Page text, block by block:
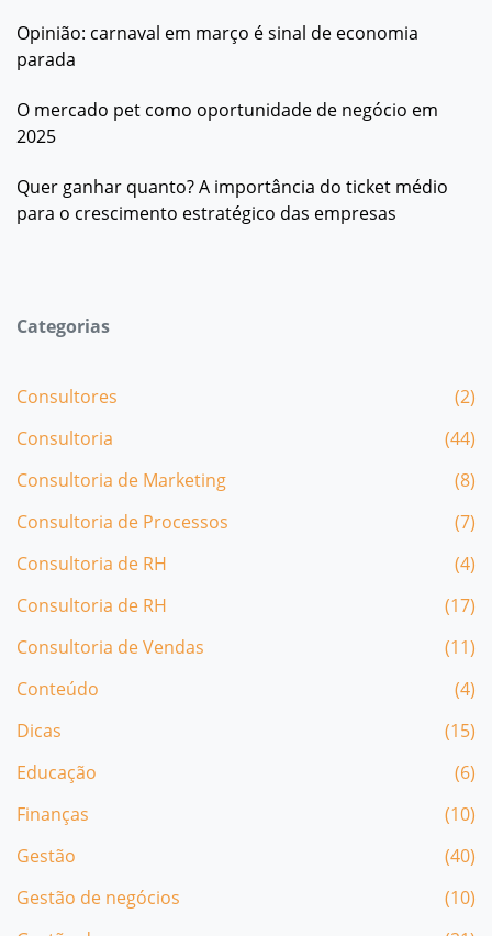
Opinião: carnaval em março é sinal de economia
parada
O mercado pet como oportunidade de negócio em
2025
Quer ganhar quanto? A importância do ticket médio
para o crescimento estratégico das empresas
Categorias
Consultores
(2)
Consultoria
(44)
Consultoria de Marketing
(8)
Consultoria de Processos
(7)
Consultoria de RH
(4)
Consultoria de RH
(17)
Consultoria de Vendas
(11)
Conteúdo
(4)
Dicas
(15)
Educação
(6)
Finanças
(10)
Gestão
(40)
Gestão de negócios
(10)